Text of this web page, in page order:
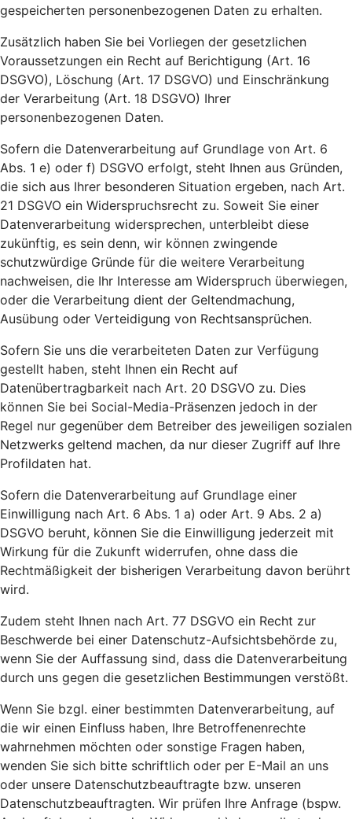
gespeicherten personenbezogenen Daten zu erhalten.
Zusätzlich haben Sie bei Vorliegen der gesetzlichen
Voraussetzungen ein Recht auf Berichtigung (Art. 16
DSGVO), Löschung (Art. 17 DSGVO) und Einschränkung
der Verarbeitung (Art. 18 DSGVO) Ihrer
personenbezogenen Daten.
Sofern die Datenverarbeitung auf Grundlage von Art. 6
Abs. 1 e) oder f) DSGVO erfolgt, steht Ihnen aus Gründen,
die sich aus Ihrer besonderen Situation ergeben, nach Art.
21 DSGVO ein Widerspruchsrecht zu. Soweit Sie einer
Datenverarbeitung widersprechen, unterbleibt diese
zukünftig, es sein denn, wir können zwingende
schutzwürdige Gründe für die weitere Verarbeitung
nachweisen, die Ihr Interesse am Widerspruch überwiegen,
oder die Verarbeitung dient der Geltendmachung,
Ausübung oder Verteidigung von Rechtsansprüchen.
Sofern Sie uns die verarbeiteten Daten zur Verfügung
gestellt haben, steht Ihnen ein Recht auf
Datenübertragbarkeit nach Art. 20 DSGVO zu. Dies
können Sie bei Social-Media-Präsenzen jedoch in der
Regel nur gegenüber dem Betreiber des jeweiligen sozialen
Netzwerks geltend machen, da nur dieser Zugriff auf Ihre
Profildaten hat.
Sofern die Datenverarbeitung auf Grundlage einer
Einwilligung nach Art. 6 Abs. 1 a) oder Art. 9 Abs. 2 a)
DSGVO beruht, können Sie die Einwilligung jederzeit mit
Wirkung für die Zukunft widerrufen, ohne dass die
Rechtmäßigkeit der bisherigen Verarbeitung davon berührt
wird.
Zudem steht Ihnen nach Art. 77 DSGVO ein Recht zur
Beschwerde bei einer Datenschutz-Aufsichtsbehörde zu,
wenn Sie der Auffassung sind, dass die Datenverarbeitung
durch uns gegen die gesetzlichen Bestimmungen verstößt.
Wenn Sie bzgl. einer bestimmten Datenverarbeitung, auf
die wir einen Einfluss haben, Ihre Betroffenenrechte
wahrnehmen möchten oder sonstige Fragen haben,
wenden Sie sich bitte schriftlich oder per E-Mail an uns
oder unsere Datenschutzbeauftragte bzw. unseren
Datenschutzbeauftragten. Wir prüfen Ihre Anfrage (bspw.